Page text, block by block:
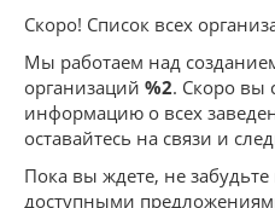
КОМАРКИ (РАЙОНЫ)
РЕЦЕПТЫ
ПРЕДЛОЖЕНИЯ
СТАТЬИ
УСЛУГИ
Скоро! Список всех
Мы работаем над
организаций %2. Скоро вы
информацию о всех
оставайтесь на связи и
Пока вы ждете, не
доступными